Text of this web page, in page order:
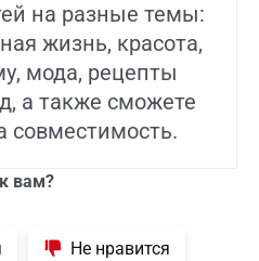
на разные темы:
жизнь, красота,
мода, рецепты
а также сможете
совместимость.
вам?
Не нравится